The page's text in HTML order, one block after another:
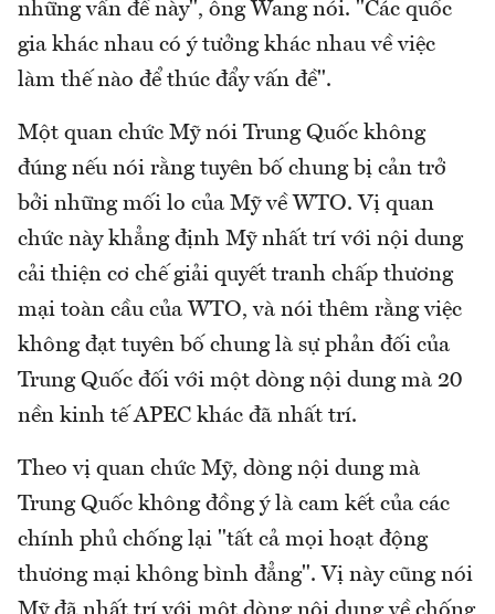
những vấn đề này", ông Wang nói. "Các quốc
gia khác nhau có ý tưởng khác nhau về việc
làm thế nào để thúc đẩy vấn đề".
Một quan chức Mỹ nói Trung Quốc không
đúng nếu nói rằng tuyên bố chung bị cản trở
bởi những mối lo của Mỹ về WTO. Vị quan
chức này khẳng định Mỹ nhất trí với nội dung
cải thiện cơ chế giải quyết tranh chấp thương
mại toàn cầu của WTO, và nói thêm rằng việc
không đạt tuyên bố chung là sự phản đối của
Trung Quốc đối với một dòng nội dung mà 20
nền kinh tế APEC khác đã nhất trí.
Theo vị quan chức Mỹ, dòng nội dung mà
Trung Quốc không đồng ý là cam kết của các
chính phủ chống lại "tất cả mọi hoạt động
thương mại không bình đẳng". Vị này cũng nói